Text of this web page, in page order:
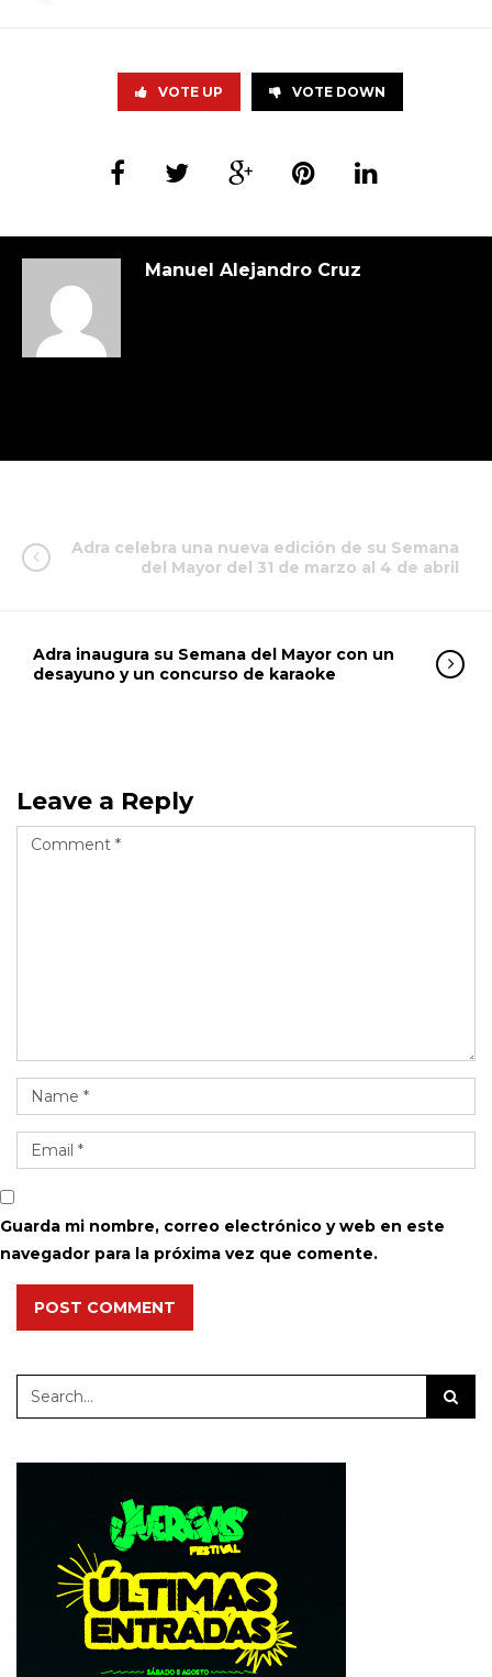
VOTE UP VOTE DOWN
Manuel Alejandro Cruz
Adra celebra una nueva edición de su Semana
del Mayor del 31 de marzo al 4 de abril
Adra inaugura su Semana del Mayor con un
desayuno y un concurso de karaoke
Leave a Reply
Guarda mi nombre, correo electrónico y web en este
navegador para la próxima vez que comente.
POST COMMENT